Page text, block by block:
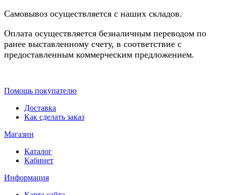
Самовывоз осуществляется с наших складов.
Оплата осуществляется безналичным переводом по
ранее выставленному счету, в соответствие с
предоставленным коммерческим предложением.
Помощь покупателю
Доставка
Как сделать заказ
Магазин
Каталог
Кабинет
Информация